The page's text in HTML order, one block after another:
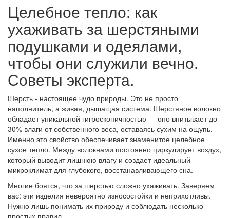
Целебное тепло: как
ухаживать за шерстяными
подушками и одеялами,
чтобы они служили вечно.
Советы эксперта.
Шерсть - настоящее чудо природы. Это не просто
наполнитель, а живая, дышащая система. Шерстяное волокно
обладает уникальной гигроскопичностью — оно впитывает до
30% влаги от собственного веса, оставаясь сухим на ощупь.
Именно это свойство обеспечивает знаменитое целебное
сухое тепло. Между волокнами постоянно циркулирует воздух,
который выводит лишнюю влагу и создает идеальный
микроклимат для глубокого, восстанавливающего сна.
Многие боятся, что за шерстью сложно ухаживать. Заверяем
вас: эти изделия невероятно износостойки и неприхотливы.
Нужно лишь понимать их природу и соблюдать несколько